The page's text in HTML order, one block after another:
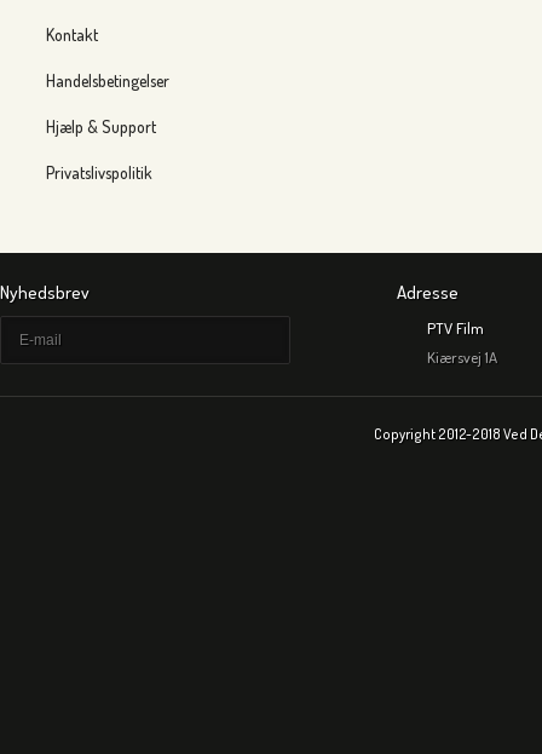
Kontakt
Handelsbetingelser
Hjælp & Support
Privatslivspolitik
Nyhedsbrev Adresse
PTV Film
Kiærsvej 1A
Copyright 2012-2018 Ved